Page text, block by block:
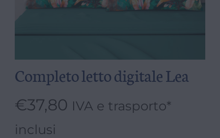
Completo letto digitale Lea
€37,80 IVA e trasporto*
inclusi